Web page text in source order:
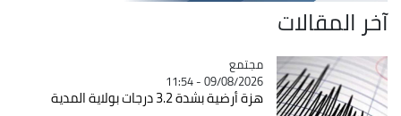
آخر المقالات
Catégorie
مجتمع
09/08/2026 - 11:54
هزة أرضية بشدة 3.2 درجات بولاية المدية